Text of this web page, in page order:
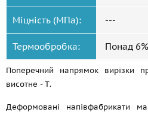
Міцність (МПа): ---
Термообробка: Понад 6%
Поперечний напрямок вирізки
висотне - Т.
Деформовані напівфабрикати